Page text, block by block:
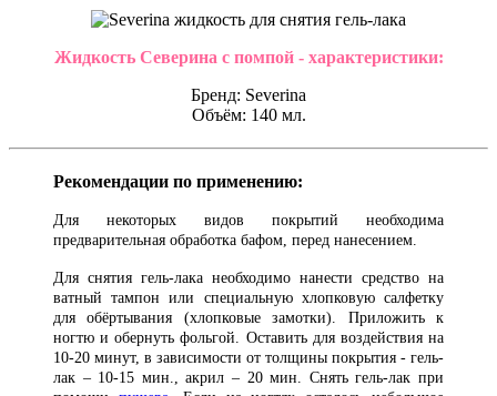
Жидкость Северина с помпой - характеристики:
Бренд: Severina
Объём: 140 мл.
Рекомендации по применению:
Для некоторых видов покрытий необходима
предварительная обработка бафом, перед нанесением.
Для снятия гель-лака необходимо нанести средство на
ватный тампон или специальную хлопковую салфетку
для обёртывания (хлопковые замотки). Приложить к
ногтю и обернуть фольгой. Оставить для воздействия на
10-20 минут, в зависимости от толщины покрытия - гель-
лак – 10-15 мин., акрил – 20 мин. Снять гель-лак при